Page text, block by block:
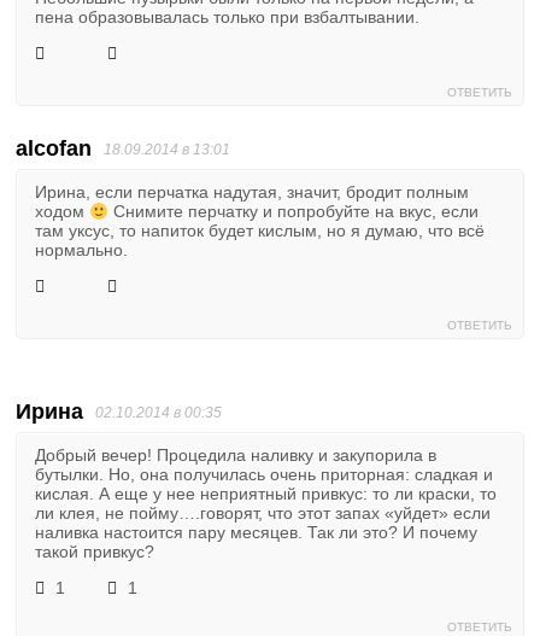
пена образовывалась только при взбалтывании.
ОТВЕТИТЬ
alcofan 18.09.2014 в 13:01
Ирина, если перчатка надутая, значит, бродит полным
ходом
Снимите перчатку и попробуйте на вкус, если
там уксус, то напиток будет кислым, но я думаю, что всё
нормально.
ОТВЕТИТЬ
Ирина 02.10.2014 в 00:35
Добрый вечер! Процедила наливку и закупорила в
бутылки. Но, она получилась очень приторная: сладкая и
кислая. А еще у нее неприятный привкус: то ли краски, то
ли клея, не пойму….говорят, что этот запах «уйдет» если
наливка настоится пару месяцев. Так ли это? И почему
такой привкус?
1
1
ОТВЕТИТЬ